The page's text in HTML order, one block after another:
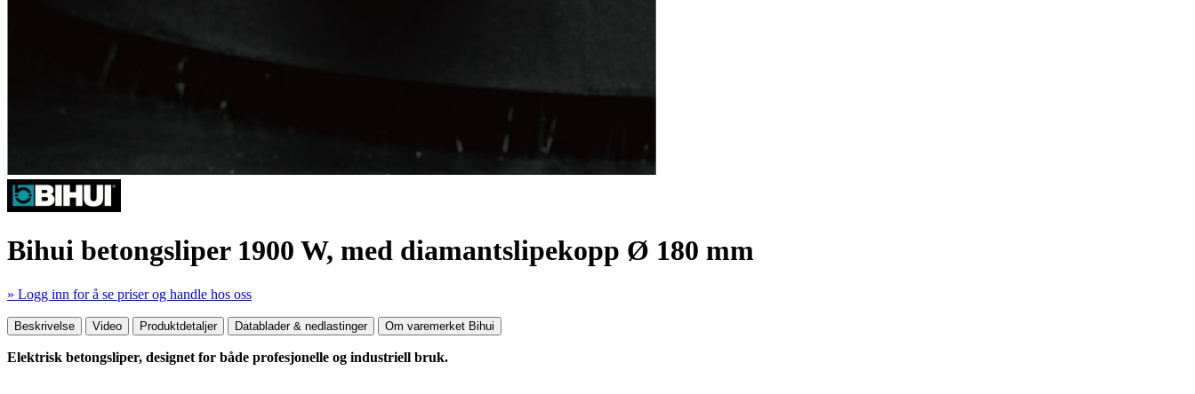
Bihui betongsliper 1900 W, med diamantslipekopp Ø 180 mm
» Logg inn for å se priser og handle hos oss
Mer produktdetaljer
Beskrivelse Video Produktdetaljer Datablader & nedlastinger Om varemerket Bihui
Elektrisk betongsliper, designet for både profesjonelle og industriell bruk.